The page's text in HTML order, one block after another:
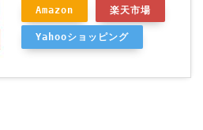
Amazon 楽天市場
Yahooショッピング